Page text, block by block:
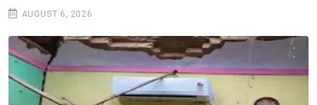
AUGUST 6, 2026